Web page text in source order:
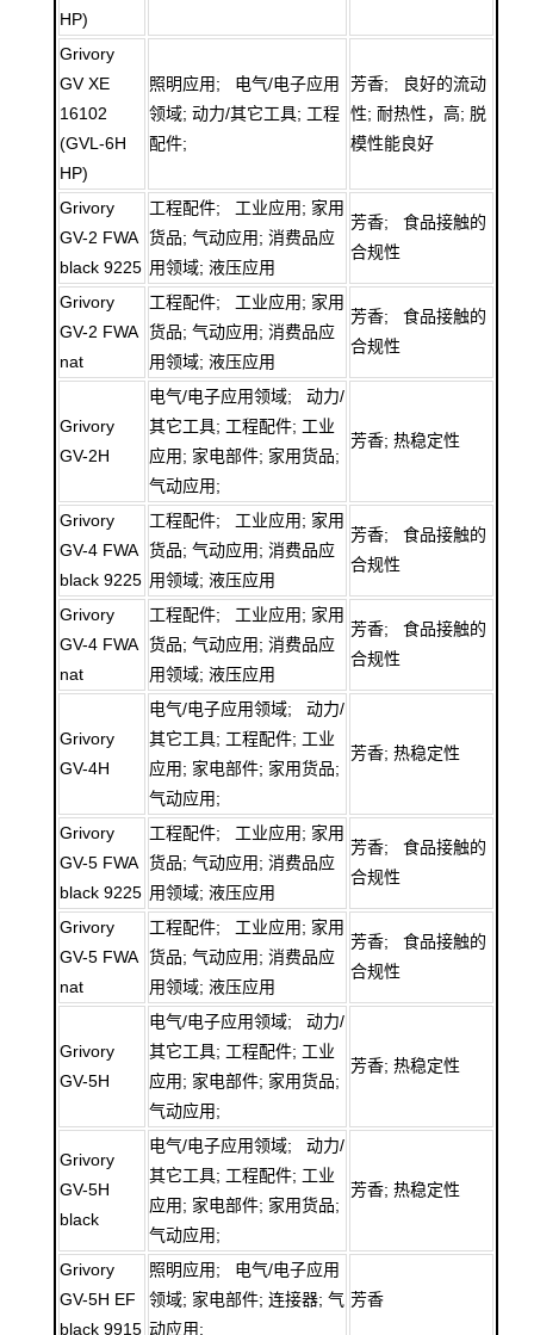
HP)
Grivory
GV XE
16102
(GVL-6H
HP)
照明应用; 电气/电子应用
领域; 动力/其它工具; 工程
配件;
芳香; 良好的流动
性; 耐热性，高; 脱
模性能良好
Grivory
GV-2 FWA
black 9225
工程配件; 工业应用; 家用
货品; 气动应用; 消费品应
用领域; 液压应用
芳香; 食品接触的
合规性
Grivory
GV-2 FWA
nat
工程配件; 工业应用; 家用
货品; 气动应用; 消费品应
用领域; 液压应用
芳香; 食品接触的
合规性
Grivory
GV-2H
电气/电子应用领域; 动力/
其它工具; 工程配件; 工业
应用; 家电部件; 家用货品;
气动应用;
芳香; 热稳定性
Grivory
GV-4 FWA
black 9225
工程配件; 工业应用; 家用
货品; 气动应用; 消费品应
用领域; 液压应用
芳香; 食品接触的
合规性
Grivory
GV-4 FWA
nat
工程配件; 工业应用; 家用
货品; 气动应用; 消费品应
用领域; 液压应用
芳香; 食品接触的
合规性
Grivory
GV-4H
电气/电子应用领域; 动力/
其它工具; 工程配件; 工业
应用; 家电部件; 家用货品;
气动应用;
芳香; 热稳定性
Grivory
GV-5 FWA
black 9225
工程配件; 工业应用; 家用
货品; 气动应用; 消费品应
用领域; 液压应用
芳香; 食品接触的
合规性
Grivory
GV-5 FWA
nat
工程配件; 工业应用; 家用
货品; 气动应用; 消费品应
用领域; 液压应用
芳香; 食品接触的
合规性
Grivory
GV-5H
电气/电子应用领域; 动力/
其它工具; 工程配件; 工业
应用; 家电部件; 家用货品;
气动应用;
芳香; 热稳定性
Grivory
GV-5H
black
电气/电子应用领域; 动力/
其它工具; 工程配件; 工业
应用; 家电部件; 家用货品;
气动应用;
芳香; 热稳定性
Grivory
GV-5H EF
black 9915
照明应用; 电气/电子应用
领域; 家电部件; 连接器; 气
动应用;
芳香